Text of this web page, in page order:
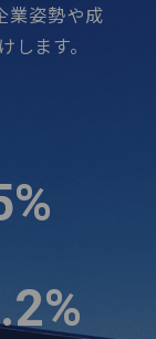
業姿勢や成
ます。